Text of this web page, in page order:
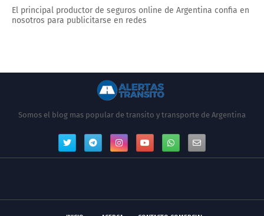
El principal productor de seguros online de Argentina confia en
nosotros para publicitarse en redes
Somos el blog mas popular de transito y transporte de Argentina